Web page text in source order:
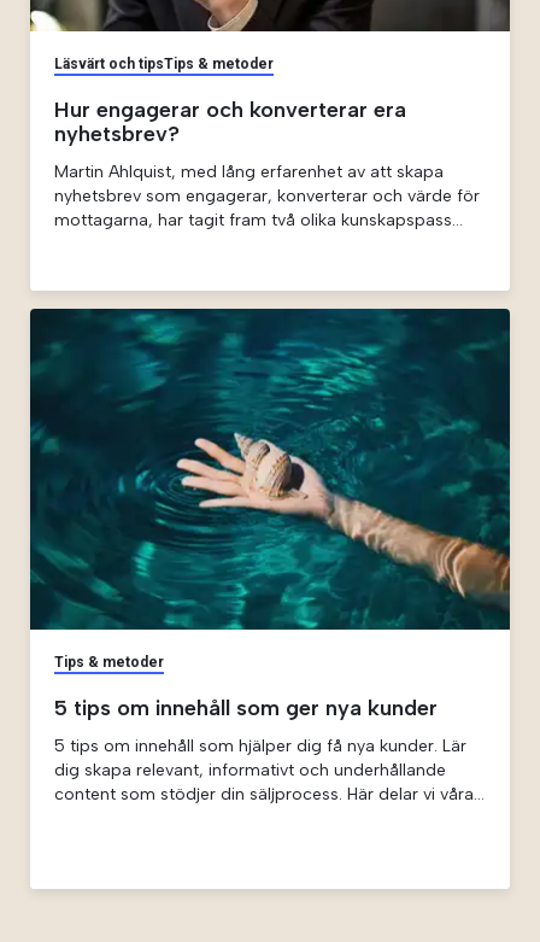
Läsvärt och tipsTips & metoder
Hur engagerar och konverterar era
nyhetsbrev?
Martin Ahlquist, med lång erfarenhet av att skapa
nyhetsbrev som engagerar, konverterar och värde för
mottagarna, har tagit fram två olika kunskapspass
Tips & metoder
5 tips om innehåll som ger nya kunder
5 tips om innehåll som hjälper dig få nya kunder. Lär
dig skapa relevant, informativt och underhållande
content som stödjer din säljprocess. Här delar vi våra